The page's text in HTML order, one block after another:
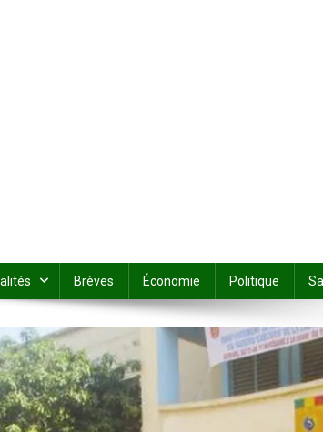
Brèves Économie Politique